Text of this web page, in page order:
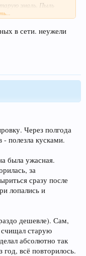
эмаль. Пыль
покроет ванну
- обычная краска и
только бесплатно.
Месяцев через 8-10,
не более, чем через
слезать кусками.
в сети. неужели
Через полгода
- полезла кусками.
была ужасная.
за
сразу после
лопались и
дешевле). Сам,
счищал старую
абсолютно так
год, всё повторилось.